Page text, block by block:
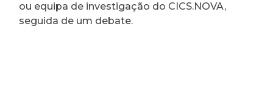
ou equipa de investigação do CICS.NOVA,
seguida de um debate.